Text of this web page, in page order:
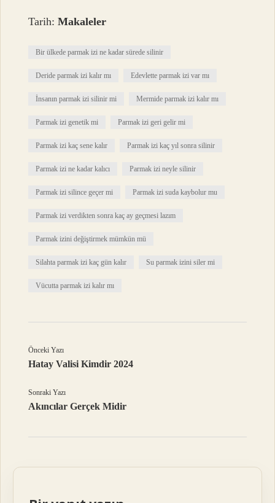
Tarih:Makaleler
Bir ülkede parmak izi ne kadar sürede silinir
Deride parmak izi kalır mı Edevlette parmak izi var mı
İnsanın parmak izi silinir mi Mermide parmak izi kalır mı
Parmak izi genetik mi Parmak izi geri gelir mi
Parmak izi kaç sene kalır Parmak izi kaç yıl sonra silinir
Parmak izi ne kadar kalıcı Parmak izi neyle silinir
Parmak izi silince geçer mi Parmak izi suda kaybolur mu
Parmak izi verdikten sonra kaç ay geçmesi lazım
Parmak izini değiştirmek mümkün mü
Silahta parmak izi kaç gün kalır Su parmak izini siler mi
Vücutta parmak izi kalır mı
Önceki Yazı
Hatay Valisi Kimdir 2024
Sonraki Yazı
Akıncılar Gerçek Midir